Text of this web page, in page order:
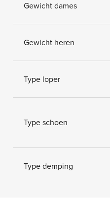
Gewicht dames
Gewicht heren
Type loper
Type schoen
Type demping